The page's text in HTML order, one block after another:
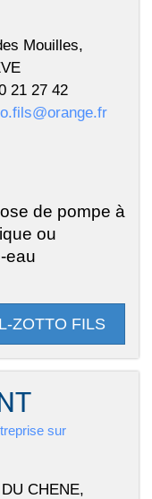
Mouilles,
21 27 42
de pompe à
ou
eau
ZOTTO FILS
sur
CHENE,